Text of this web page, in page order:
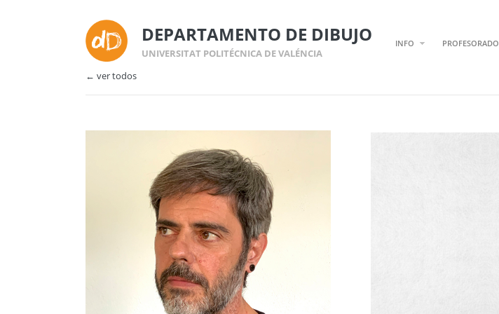
DEPARTAMENTO DE DIBUJO
UNIVERSITAT POLITÉCNICA DE VALÉNCIA
INFO PROFESORADO
← ver todos